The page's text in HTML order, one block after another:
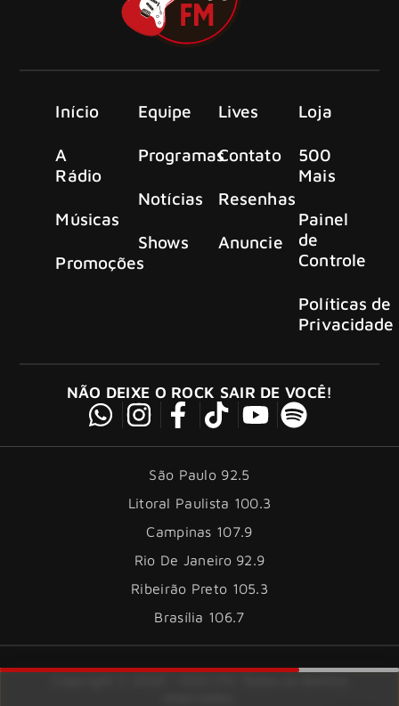
Início
A
Rádio
Músicas
Promoções
Equipe
Programas
Notícias
Shows
Lives
Contato
Resenhas
Anuncie
Loja
500
Mais
Painel
de
Controle
Políticas de
Privacidade
NÃO DEIXE O ROCK SAIR DE VOCÊ!
São Paulo 92.5
Litoral Paulista 100.3
Campinas 107.9
Rio De Janeiro 92.9
Ribeirão Preto 105.3
Brasília 106.7